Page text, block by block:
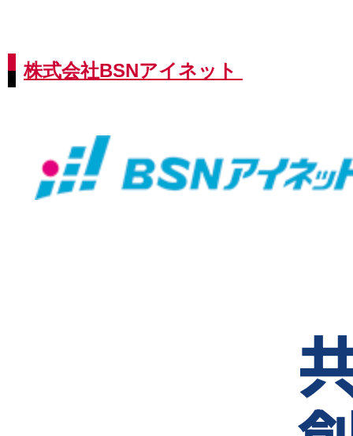
株式会社BSNアイネット